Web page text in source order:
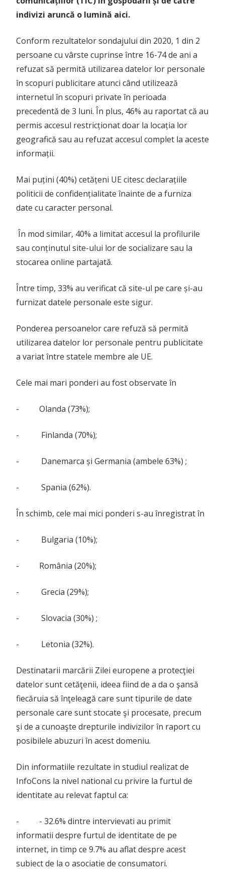
indivizi aruncă o lumină aici.
Conform rezultatelor sondajului din 2020, 1 din 2
persoane cu vârste cuprinse între 16-74 de ani a
refuzat să permită utilizarea datelor lor personale
în scopuri publicitare atunci când utilizează
internetul în scopuri private în perioada
precedentă de 3 luni. În plus, 46% au raportat că au
permis accesul restricționat doar la locația lor
geografică sau au refuzat accesul complet la aceste
informații.
Mai puțini (40%) cetățeni UE citesc declarațiile
politicii de confidențialitate înainte de a furniza
date cu caracter personal.
În mod similar, 40% a limitat accesul la profilurile
sau conținutul site-ului lor de socializare sau la
stocarea online partajată.
Între timp, 33% au verificat că site-ul pe care și-au
furnizat datele personale este sigur.
Ponderea persoanelor care refuză să permită
utilizarea datelor lor personale pentru publicitate
a variat între statele membre ale UE.
Cele mai mari ponderi au fost observate în
- Olanda (73%);
- Finlanda (70%);
- Danemarca și Germania (ambele 63%) ;
- Spania (62%).
În schimb, cele mai mici ponderi s-au înregistrat în
- Bulgaria (10%);
- România (20%);
- Grecia (29%);
- Slovacia (30%) ;
- Letonia (32%).
Destinatarii marcării Zilei europene a protecţiei
datelor sunt cetăţenii, ideea fiind de a da o şansă
fiecăruia să înţeleagă care sunt tipurile de date
personale care sunt stocate şi procesate, precum
şi de a cunoaşte drepturile indivizilor în raport cu
posibilele abuzuri în acest domeniu.
Din informatiile rezultate in studiul realizat de
InfoCons la nivel national cu privire la furtul de
identitate au relevat faptul ca:
- - 32.6% dintre intervievati au primit
informatii despre furtul de identitate de pe
internet, in timp ce 9.7% au aflat despre acest
subiect de la o asociatie de consumatori.